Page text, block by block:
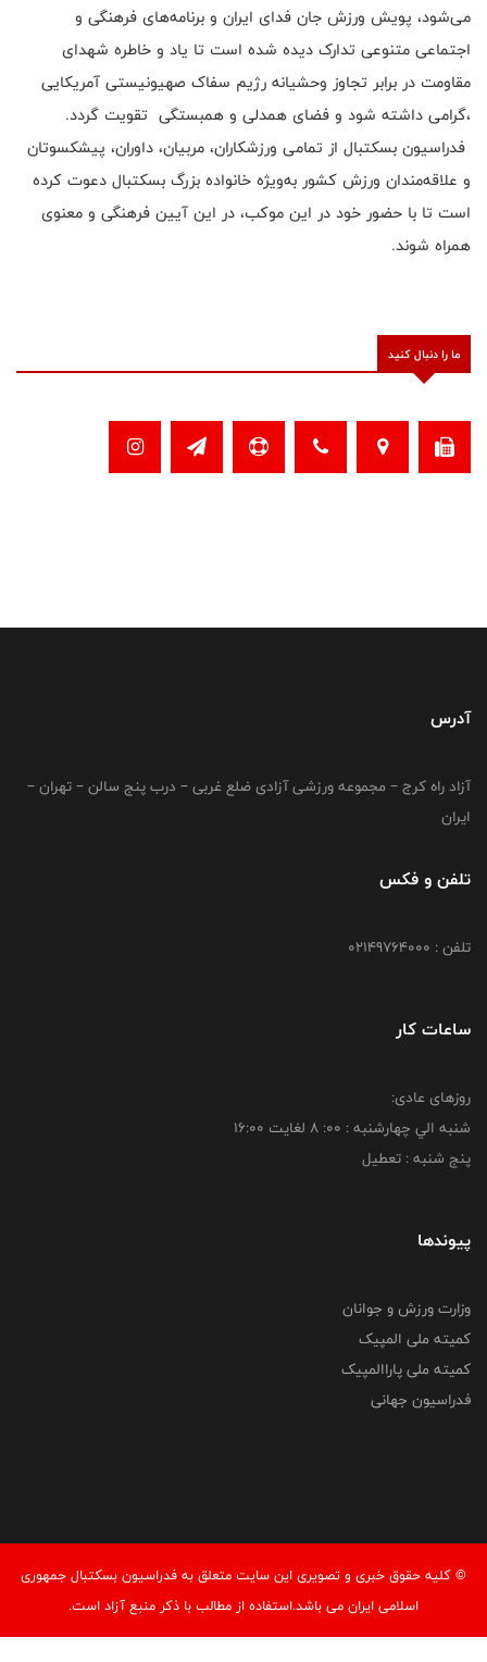
می‌شود، پویش ورزش جان فدای ایران و برنامه‌های فرهنگی و
اجتماعی متنوعی تدارک دیده شده است تا یاد و خاطره شهدای
مقاومت در برابر تجاوز وحشیانه رژیم سفاک صهیونیستی آمریکایی
،گرامی داشته شود و فضای همدلی و همبستگی تقویت گردد.
فدراسیون بسکتبال از تمامی ورزشکاران، مربیان، داوران، پیشکسوتان
و علاقه‌مندان ورزش کشور به‌ویژه خانواده بزرگ بسکتبال دعوت کرده
است تا با حضور خود در این موکب، در این آیین فرهنگی و معنوی
همراه شوند.
ما را دنبال کنید
آدرس
آزاد راه کرج – مجموعه ورزشی آزادی ضلع غربی – درب پنج سالن – تهران –
ایران
تلفن و فکس
تلفن : 02149764000
ساعات کار
روزهای عادی:
شنبه الي چهارشنبه : 00: 8 لغايت 16:00
پنج شنبه : تعطیل
پیوندها
وزارت ورزش و جوانان
کمیته ملی المپیک
کمیته ملی پاراالمپیک
فدراسیون جهانی
© کليه حقوق خبری و تصويری اين سايت متعلق به فدراسیون بسکتبال جمهوری
اسلامی ایران می باشد.استفاده از مطالب با ذكر منبع آزاد است.